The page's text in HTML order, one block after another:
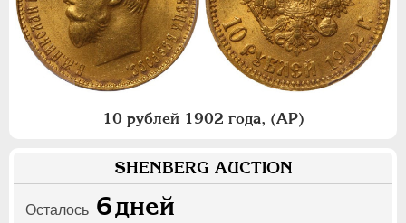
10 рублей 1902 года, (АР)
SHENBERG AUCTION
Осталось 6дней